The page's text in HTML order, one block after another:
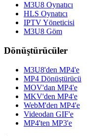
M3U8 Oynatıcı
HLS Oynatıcı
IPTV Yöneticisi
M3U8 Göm
Dönüştürücüler
M3U8'den MP4'e
MP4 Dönüştürücü
MOV'dan MP4'e
MKV'den MP4'e
WebM'den MP4'e
Videodan GIF'e
MP4'ten MP3'e